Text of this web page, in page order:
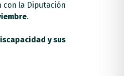
con la Diputación
.
y sus